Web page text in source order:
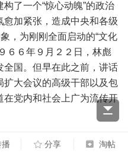
了一个“惊心动魄”的政治
加紧张，造成中央和各级
，为刚刚全面启动的“文化
６６年９月２２日，林彪
全国。但早在此之前，讲话
扩大会议的高级干部以及包
党内和社会上广为流传开
《人民日报》６月１日发
分享 淘帖